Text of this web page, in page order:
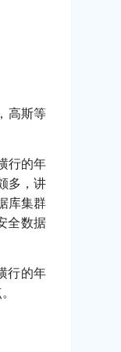
高斯等
行的年
多，讲
库集群
全数据
行的年